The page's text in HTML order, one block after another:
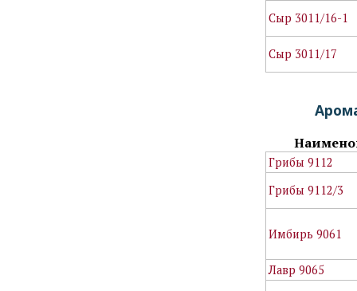
Сыр 3011/16-1
Сыр 3011/17
Грибы 9112
Грибы 9112/3
Имбирь 9061
Лавр 9065